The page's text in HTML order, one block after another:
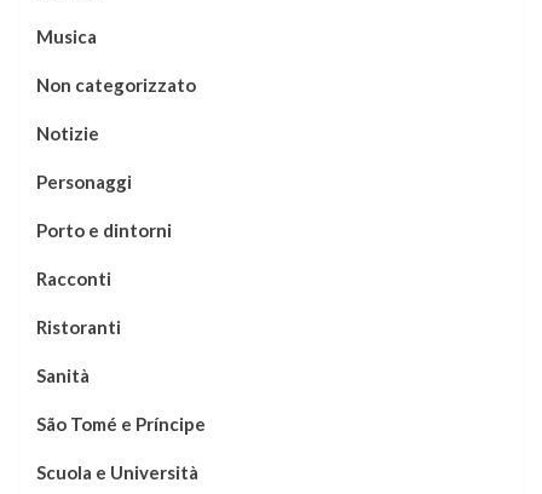
Musica
Non categorizzato
Notizie
Personaggi
Porto e dintorni
Racconti
Ristoranti
Sanità
São Tomé e Príncipe
Scuola e Università